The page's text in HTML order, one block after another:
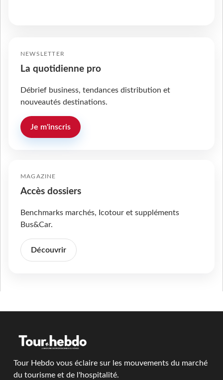
NEWSLETTER
La quotidienne pro
Débrief business, tendances distribution et
nouveautés destinations.
Je m'inscris
MAGAZINE
Accès dossiers
Benchmarks marchés, Icotour et suppléments
Bus&Car.
Découvrir
Tour Hebdo vous éclaire sur les mouvements du marché
du tourisme et de l'hospitalité.